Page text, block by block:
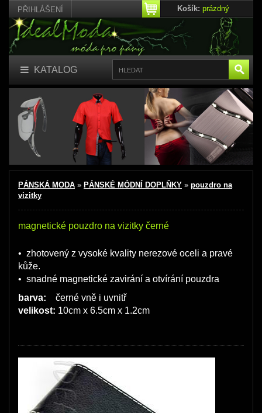
PŘIHLÁŠENÍ Košík: prázdný
KATALOG
PÁNSKÁ MODA » PÁNSKÉ MÓDNÍ DOPLŇKY » pouzdro na
vizitky
magnetické pouzdro na vizitky černé
• zhotovený z vysoké kvality nerezové oceli a pravé
kůže.
• snadné magnetické zavirání a otvírání pouzdra
barva: černé vně i uvnitř
velikost: 10cm x 6.5cm x 1.2cm